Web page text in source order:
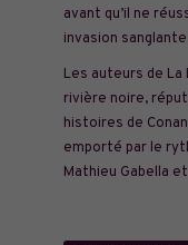
avant qu’il ne
invasion
Les auteurs de La
rivière noire,
histoires de
emporté par le
Mathieu Gabella